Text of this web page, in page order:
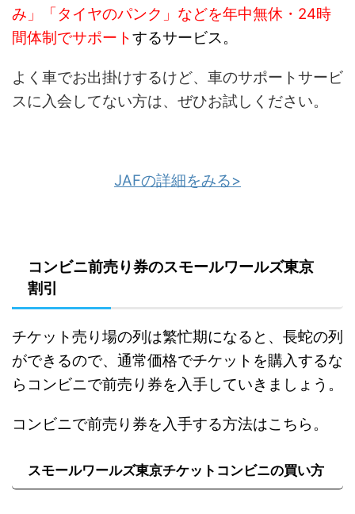
み」「タイヤのパンク」などを年中無休・24時
間体制でサポートするサービス。
よく車でお出掛けするけど、車のサポートサービ
スに入会してない方は、ぜひお試しください。
JAFの詳細をみる>
コンビニ前売り券のスモールワールズ東京
割引
チケット売り場の列は繁忙期になると、長蛇の列
ができるので、通常価格でチケットを購入するな
らコンビニで前売り券を入手していきましょう。
コンビニで前売り券を入手する方法はこちら。
スモールワールズ東京チケットコンビニの買い方